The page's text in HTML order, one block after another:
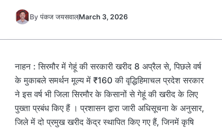
By पंकज जयसवालMarch 3, 2026
नाहन : सिरमौर में गेहूं की सरकारी खरीद 8 अप्रैल से, पिछले वर्ष
के मुकाबले समर्थन मूल्य में ₹160 की वृद्धिहिमाचल प्रदेश सरकार
ने इस वर्ष भी जिला सिरमौर के किसानों से गेहूं की खरीद के लिए
पुख्ता प्रबंध किए हैं । प्रशासन द्वारा जारी अधिसूचना के अनुसार,
जिले में दो प्रमुख खरीद केंद्र स्थापित किए गए हैं, जिनमें कृषि